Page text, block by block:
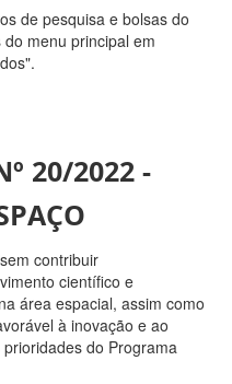
de pesquisa e bolsas do
menu principal em
20/2022 -
contribuir
científico e
área espacial, assim como
à inovação e ao
do Programa